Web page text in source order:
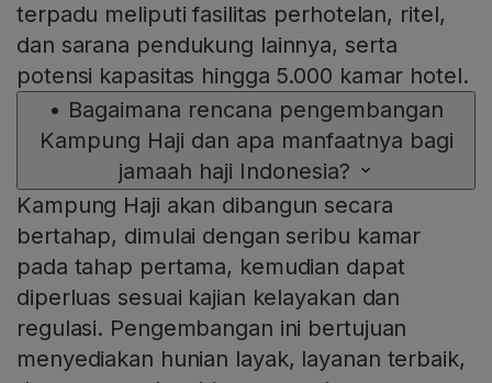
terpadu meliputi fasilitas perhotelan, ritel,
dan sarana pendukung lainnya, serta
potensi kapasitas hingga 5.000 kamar hotel.
• Bagaimana rencana pengembangan
Kampung Haji dan apa manfaatnya bagi
jamaah haji Indonesia?
Kampung Haji akan dibangun secara
bertahap, dimulai dengan seribu kamar
pada tahap pertama, kemudian dapat
diperluas sesuai kajian kelayakan dan
regulasi. Pengembangan ini bertujuan
menyediakan hunian layak, layanan terbaik,